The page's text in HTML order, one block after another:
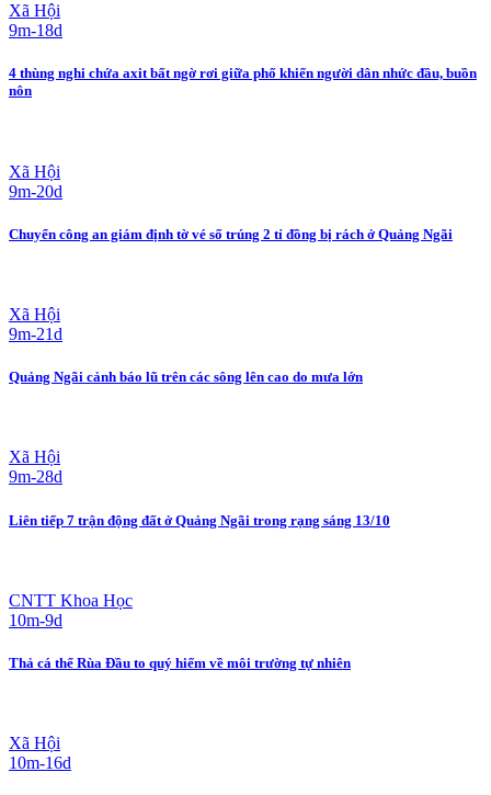
Xã Hội
9m-18d
4 thùng nghi chứa axit bất ngờ rơi giữa phố khiến người dân nhức đầu, buồn
nôn
Xã Hội
9m-20d
Chuyển công an giám định tờ vé số trúng 2 tỉ đồng bị rách ở Quảng Ngãi
Xã Hội
9m-21d
Quảng Ngãi cảnh báo lũ trên các sông lên cao do mưa lớn
Xã Hội
9m-28d
Liên tiếp 7 trận động đất ở Quảng Ngãi trong rạng sáng 13/10
CNTT Khoa Học
10m-9d
Thả cá thể Rùa Đầu to quý hiếm về môi trường tự nhiên
Xã Hội
10m-16d